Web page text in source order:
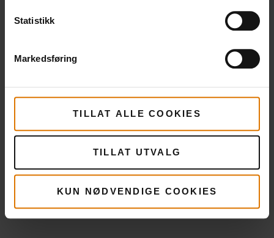
Statistikk
Markedsføring
TILLAT ALLE COOKIES
TILLAT UTVALG
KUN NØDVENDIGE COOKIES